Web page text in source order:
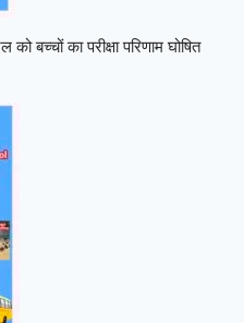
बच्चों का परीक्षा परिणाम घोषित